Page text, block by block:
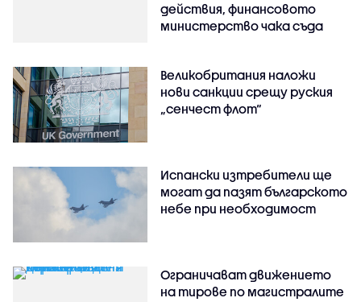
действия, финансовото
министерство чака съда
Великобритания наложи
нови санкции срещу руския
„сенчест флот“
Испански изтребители ще
могат да пазят българското
небе при необходимост
Ограничават движението
на тирове по магистралите